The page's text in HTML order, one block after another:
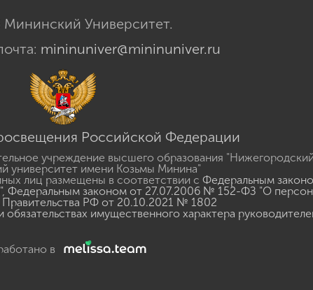
Университет.
mininuniver@mininuniver.ru
Российской Федерации
учреждение высшего образования
университет имени Козьмы Минина"
лиц размещены в соответствии с Федеральным
, Федеральным законом от 27.07.2006 № 152-ФЗ "О
РФ от 20.10.2021 № 1802
имущественного характера
в